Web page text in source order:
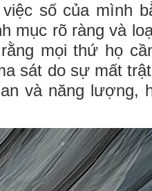
số của mình
mục rõ ràng và
mọi thứ họ
sát do sự mất
và năng lượng,